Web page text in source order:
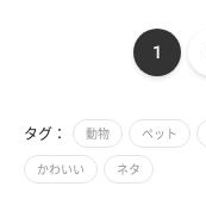
1
タグ： 動物 ペット
かわいい ネタ